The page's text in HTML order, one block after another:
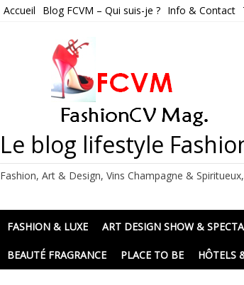
Accueil Blog FCVM – Qui suis-je ? Info & Contact
Le blog lifestyle
Fashion, Art & Design, Vins Champagne &
FASHION & LUXE ART DESIGN SHOW &
BEAUTÉ FRAGRANCE PLACE TO BE HÔTELS